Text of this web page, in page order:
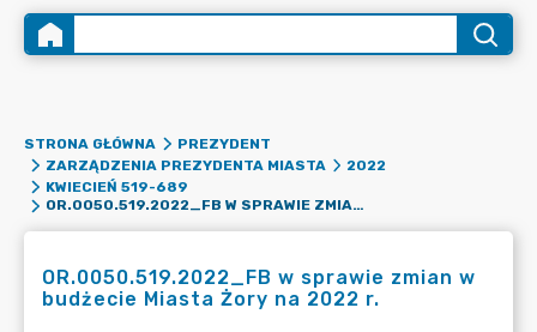
STRONA GŁÓWNA
PREZYDENT
ZARZĄDZENIA PREZYDENTA MIASTA
2022
KWIECIEŃ 519-689
OR.0050.519.2022_FB W SPRAWIE ZMIAN W BUDŻECIE MIASTA ŻORY NA 2022 R.
OR.0050.519.2022_FB w sprawie zmian w
budżecie Miasta Żory na 2022 r.